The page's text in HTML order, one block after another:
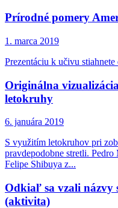
Prírodné pomery
1. marca 2019
Prezentáciu k učivu
Originálna
letokruhy
6. januára 2019
S využitím letokruhov pri
pravdepodobne stretli.
Felipe Shibuya z...
Odkiaľ sa vzali názvy
(aktivita)